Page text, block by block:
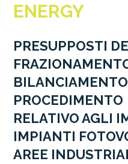
ENERGY
PRESUPPOSTI
PROCEDIMENTO
RELATIVO AGLI
IMPIANTI
AREE